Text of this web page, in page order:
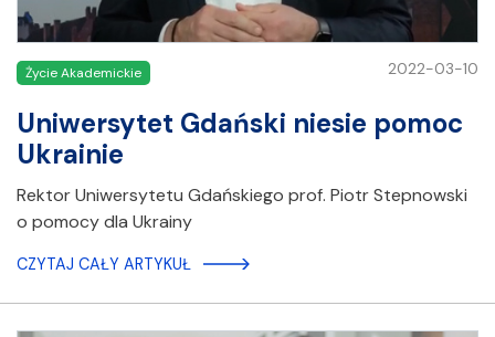
Życie Akademickie 2022-03-10
Uniwersytet Gdański niesie pomoc
Ukrainie
Rektor Uniwersytetu Gdańskiego prof. Piotr Stepnowski
o pomocy dla Ukrainy
CZYTAJ CAŁY ARTYKUŁ